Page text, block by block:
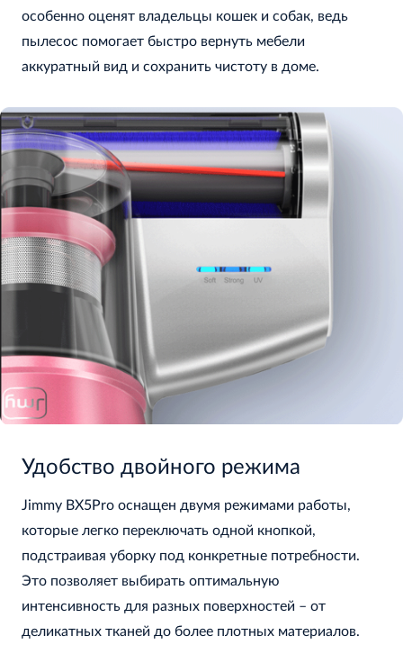
особенно оценят владельцы кошек и собак, ведь
пылесос помогает быстро вернуть мебели
аккуратный вид и сохранить чистоту в доме.
Удобство двойного режима
Jimmy BX5Pro оснащен двумя режимами работы,
которые легко переключать одной кнопкой,
подстраивая уборку под конкретные потребности.
Это позволяет выбирать оптимальную
интенсивность для разных поверхностей – от
деликатных тканей до более плотных материалов.